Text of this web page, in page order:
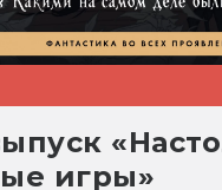
игры»